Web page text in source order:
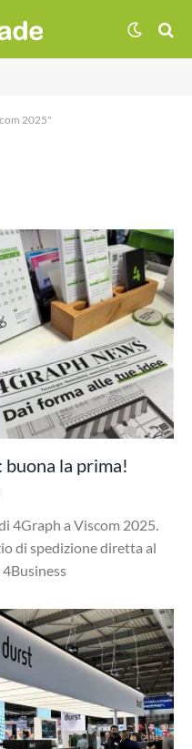
2025"
la prima!
4Graph a Viscom 2025.
di spedizione diretta al